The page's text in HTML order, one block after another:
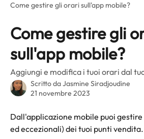
Come gestire gli orari sull'app mobile?
Come gestire gli
sull'app mobile?
Aggiungi e modifica i tuoi orari dal
Scritto daJasmine Siradjoudine
21 novembre 2023
Dall'applicazione mobile puoi
ed eccezionali) dei tuoi punti vendita.